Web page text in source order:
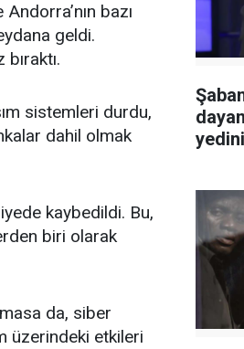
bazı
geldi.
sistemleri durdu,
dahil olmak
kaybedildi. Bu,
biri olarak
da, siber
üzerindeki etkileri